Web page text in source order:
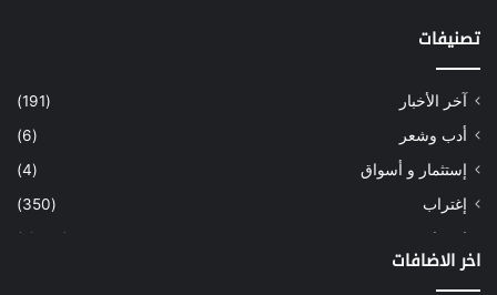
تصنيفات
آخر الأخبار
(191)
أدب وشعر
(6)
إستثمار و أسواق
(4)
إغتراب
(350)
إقتصاد
(1٬039)
اخر الاضافات